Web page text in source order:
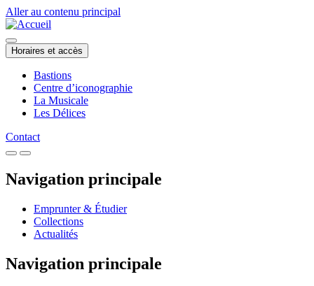
Aller au contenu principal
Horaires et accès
Bastions
Centre d’iconographie
La Musicale
Les Délices
Contact
Navigation principale
Emprunter & Étudier
Collections
Actualités
Navigation principale